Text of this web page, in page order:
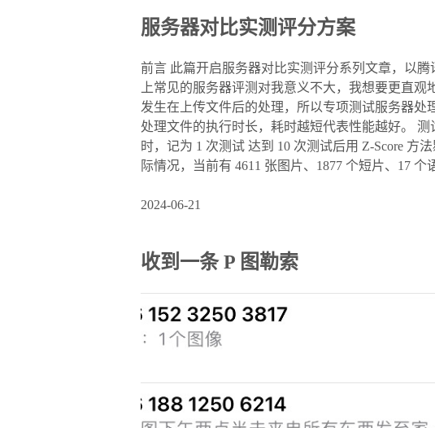
服务器对比实测评分方案
前言 此篇开启服务器对比实测评分系列文章，以
上常见的服务器评测对我意义不大，我想要更直
发生在上传文件后的处理，所以专项测试服务器处
处理文件的执行时长，耗时越短代表性能越好。
时，记为 1 次测试 达到 10 次测试后用 Z-Score 方
际情况，当前有 4611 张图片、1877 个短片、17
2024-06-21
收到一条 P 图勒索